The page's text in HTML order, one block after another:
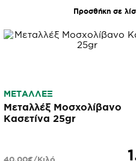
Προσθήκη σε
ΜΕΤΑΛΛΕΞ
Μεταλλέξ Μοσχολίβανο
Κασετίνα 25gr